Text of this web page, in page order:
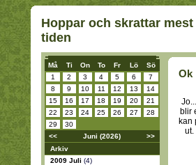
Hoppar och skrattar mest
tiden
Må Ti On To Fr Lö
Sö
1
2 3 4 5 6
7
8
9 10 11 12 13
14
15
16 17 18 19 20
21
22
23 24 25 26 27
28
29
30
<<
Juni (2026)
>>
Arkiv
2009 Juli (4)
Ok
blir
kan
ut.